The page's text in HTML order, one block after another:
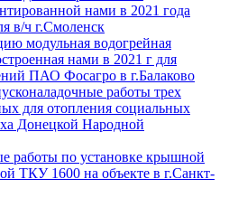
нами в 2021 года
в/ч г.Смоленск
модульная водогрейная
нами в 2021 г для
ПАО Фосагро в г.Балаково
работы трех
для отопления социальных
Донецкой Народной
работы по установке крышной
ТКУ 1600 на объекте в г.Санкт-